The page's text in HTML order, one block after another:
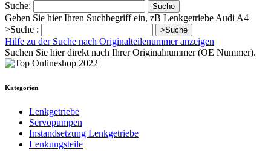
Suche: Suche
Geben Sie hier Ihren Suchbegriff ein, zB Lenkgetriebe Audi A4
>Suche :
>Suche
Hilfe zu der Suche nach Originalteilenummer anzeigen
Suchen Sie hier direkt nach Ihrer Originalnummer (OE Nummer).
Kategorien
Lenkgetriebe
Servopumpen
Instandsetzung Lenkgetriebe
Lenkungsteile